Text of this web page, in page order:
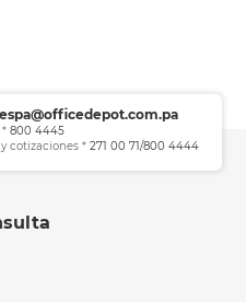
* 800 4445
cotizaciones * 271 00 71/800 4444